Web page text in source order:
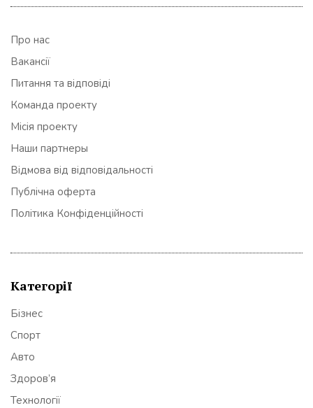
Про нас
Вакансії
Питання та відповіді
Команда проекту
Місія проекту
Наши партнеры
Відмова від відповідальності
Публічна оферта
Політика Конфіденційності
Категорії
Бізнес
Спорт
Авто
Здоров’я
Технології